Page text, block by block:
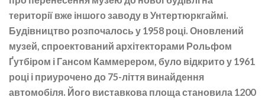
території вже іншого заводу в Унтертюркгаймі.
Будівництво розпочалось у 1958 році. Оновлений
музей, спроектований архітекторами Рольфом
Ґутбіром і Гансом Каммерером, було відкрито у 1961
році і приурочено до 75-ліття винайдення
автомобіля. Його виставкова площа становила 1200